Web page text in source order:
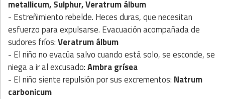
metallicum, Sulphur, Veratrum álbum
- Estreñimiento rebelde. Heces duras, que necesitan
esfuerzo para expulsarse. Evacuación acompañada de
sudores fríos:Veratrum álbum
- El niño no evacúa salvo cuando está solo, se esconde, se
niega a ir al excusado:Ambra grísea
- El niño siente repulsión por sus excrementos: Natrum
carbonicum